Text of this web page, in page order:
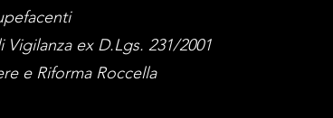
ex D.Lgs. 231/2001
e Riforma Roccella